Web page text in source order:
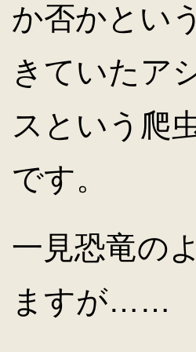
か否かとい
きていたア
スという爬
です。
一見恐竜の
ますが……